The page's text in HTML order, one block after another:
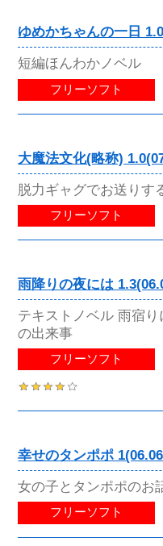
ゆめかちゃんの一日
短編ほんわかノベル
フリーソフト
大魔法文化(略称)
脱力ギャグでお送りす
フリーソフト
雨降りの夜には
テキストノベル 雨宿
の出来事
フリーソフト
幸せのタンポポ
女の子とタンポポのお
フリーソフト